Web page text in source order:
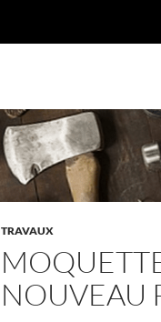
TRAVAUX
NOUVEAU